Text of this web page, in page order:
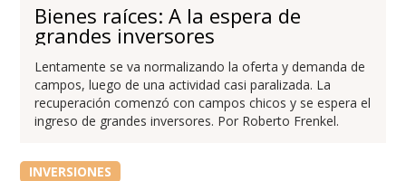
Bienes raíces: A la espera de
grandes inversores
Lentamente se va normalizando la oferta y demanda de
campos, luego de una actividad casi paralizada. La
recuperación comenzó con campos chicos y se espera el
ingreso de grandes inversores. Por Roberto Frenkel.
INVERSIONES